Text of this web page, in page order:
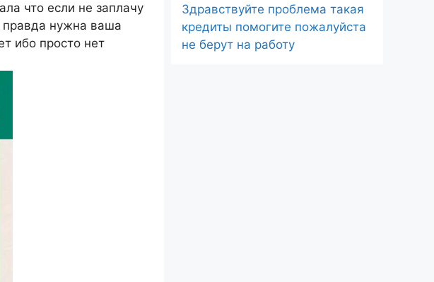
что если не заплачу
нужна ваша
ибо просто нет
Здравствуйте проблема такая
кредиты помогите пожалуйста
не берут на работу